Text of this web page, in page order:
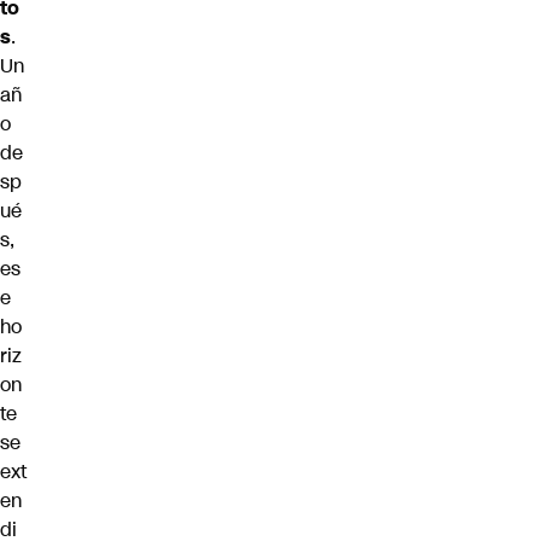
to
s.
Un
añ
o
de
sp
ué
s,
es
e
ho
riz
on
te
se
ext
en
di